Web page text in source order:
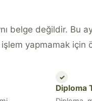
belge değildir. Bu
yapmamak için
✓
Diploma